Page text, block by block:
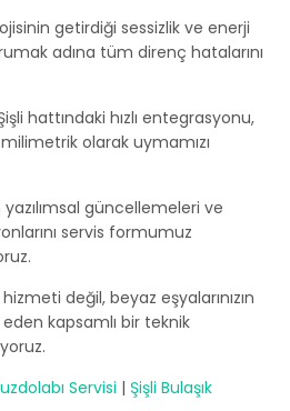
getirdiği sessizlik ve enerji
adına tüm direnç hatalarını
hattındaki hızlı entegrasyonu,
olarak uymamızı
güncellemeleri ve
servis formumuz
değil, beyaz eşyalarınızın
kapsamlı bir teknik
Servisi | Şişli Bulaşık